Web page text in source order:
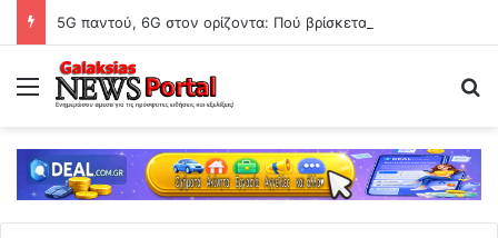
Menu